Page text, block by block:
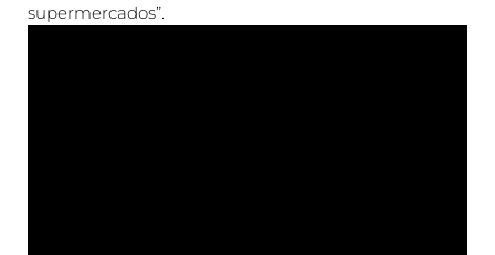
supermercados”.